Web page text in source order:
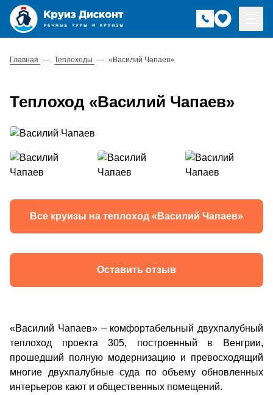
Главная — Теплоходы — «Василий Чапаев»
Теплоход «Василий Чапаев»
Все круизы на теплоход «Василий Чапаев»
Оставить отзыв
«Василий Чапаев» – комфортабельный двухпалубный
теплоход проекта 305, построенный в Венгрии,
прошедший полную модернизацию и превосходящий
многие двухпалубные суда по объему обновленных
интерьеров кают и общественных помещений.